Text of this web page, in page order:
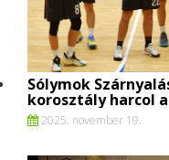
Sólymok
korosztály harcol
2025. november 19.